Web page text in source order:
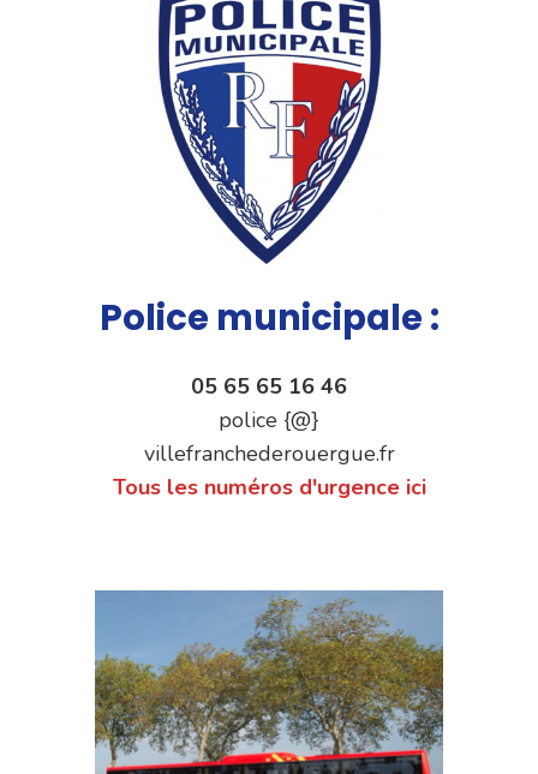
Police municipale :
05 65 65 16 46
police {@}
villefranchederouergue.fr
Tous les numéros d'urgence ici